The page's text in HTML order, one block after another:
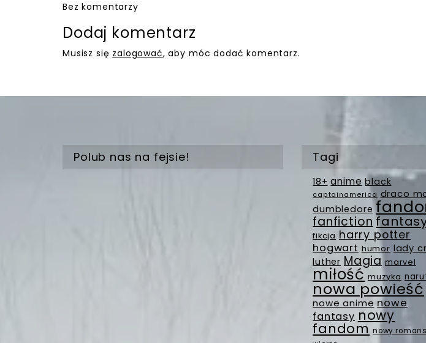
Bez komentarzy
Dodaj komentarz
Musisz się zalogować, aby móc dodać komentarz.
Polub nas na fejsie! Tagi
18+ anime black
captainamerica draco
dumbledore
fanfiction
fikcja harry potter
hogwart humor lady
luther Magia marvel
miłość muzyka
nowa powieść
nowe anime nowe
fantasy nowy
fandom nowy romans